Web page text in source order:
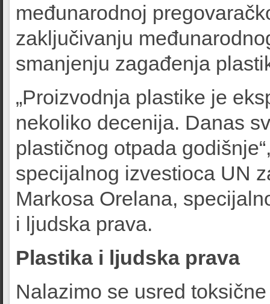
međunarodnoj
zaključivanju
smanjenju zagađenja
„Proizvodnja plastike je
nekoliko decenija. Danas
plastičnog otpada
specijalnog izvestioca UN
Markosa Orelana,
i ljudska prava.
Plastika i ljudska prava
Nalazimo se usred